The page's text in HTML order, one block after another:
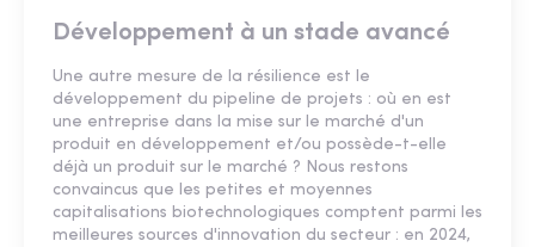
Développement à un stade avancé
Une autre mesure de la résilience est le
développement du pipeline de projets : où en est
une entreprise dans la mise sur le marché d'un
produit en développement et/ou possède-t-elle
déjà un produit sur le marché ? Nous restons
convaincus que les petites et moyennes
capitalisations biotechnologiques comptent parmi les
meilleures sources d'innovation du secteur : en 2024,